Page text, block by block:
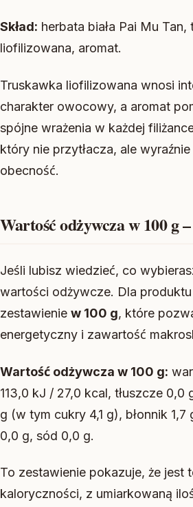
Skład: herbata biała Pai Mu Tan,
liofilizowana, aromat.
Truskawka liofilizowana wnosi
charakter owocowy, a aromat
spójne wrażenia w każdej
który nie przytłacza, ale
obecność.
Wartość odżywcza w 100 g
Jeśli lubisz wiedzieć, co
wartości odżywcze. Dla
zestawienie w 100 g, które
energetyczny i zawartość
Wartość odżywcza w 100 g:
113,0 kJ / 27,0 kcal, tłuszcze
g (w tym cukry 4,1 g), błonnik 1,7
0,0 g, sód 0,0 g.
To zestawienie pokazuje, że jest
kaloryczności, z umiarkowaną